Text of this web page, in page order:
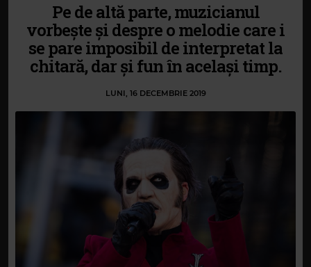
Pe de altă parte, muzicianul
vorbește și despre o melodie care i
se pare imposibil de interpretat la
chitară, dar și fun în același timp.
LUNI, 16 DECEMBRIE 2019